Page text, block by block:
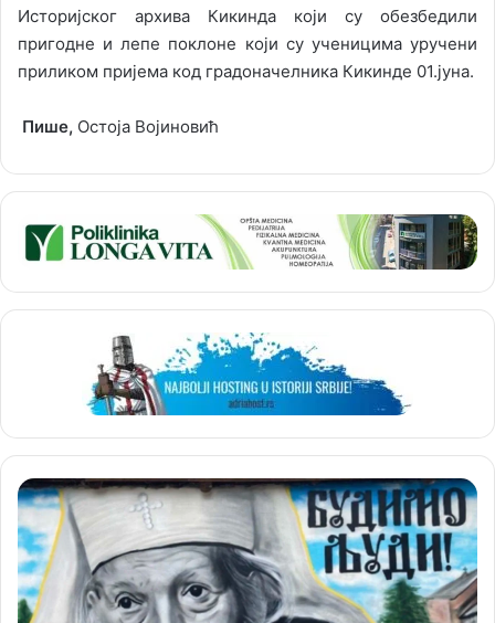
Историјског архива Кикинда који су обезбедили
пригодне и лепе поклоне који су ученицима уручени
приликом пријема код градоначелника Кикинде 01.јуна.
Пише, Остоја Војиновић